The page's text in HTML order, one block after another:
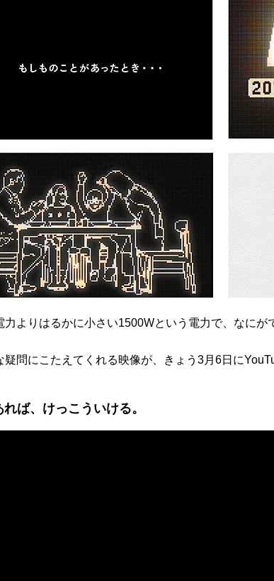
力よりはるかに小さい1500Wという電力で、なに
疑問にこたえてくれる映像が、きょう3月6日に
ば、けっこういける。